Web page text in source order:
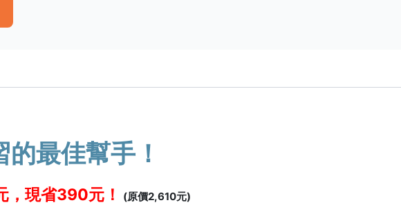
最佳幫手！
，現省390元！ (原價2,610元)